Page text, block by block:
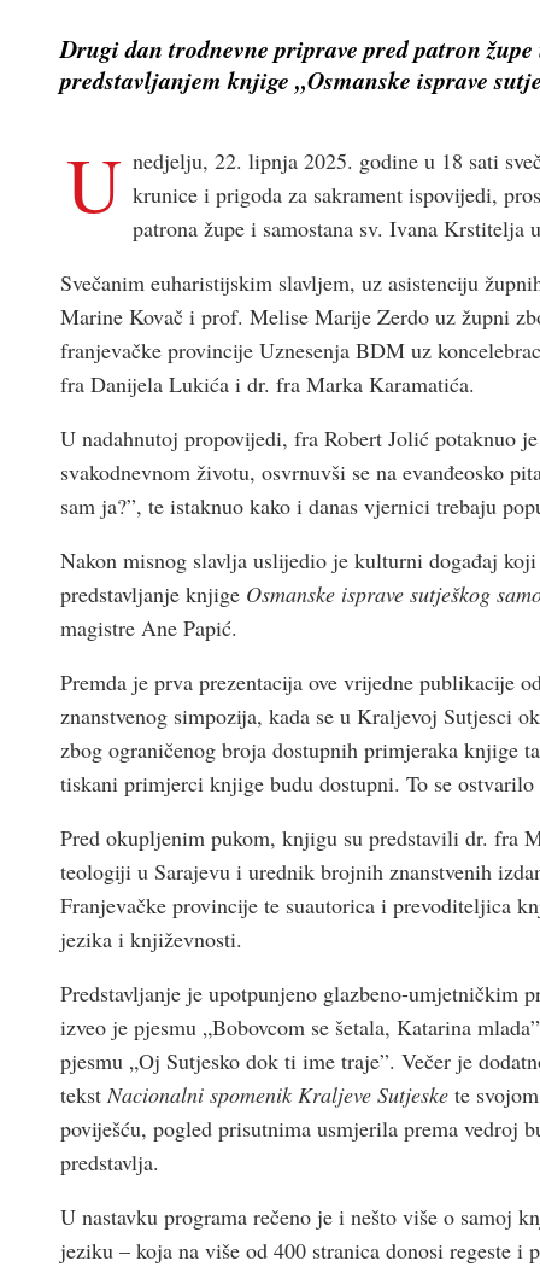
Drugi dan trodnevne priprave pred patron
predstavljanjem knjige „Osmanske isprave
U nedjelju, 22. lipnja 2025. godine u 18 sati
krunice i prigoda za sakrament ispovijedi,
patrona župe i samostana sv. Ivana Krstitelja
Svečanim euharistijskim slavljem, uz asistenciju
Marine Kovač i prof. Melise Marije Zerdo uz župni
franjevačke provincije Uznesenja BDM uz
fra Danijela Lukića i dr. fra Marka Karamatića.
U nadahnutoj propovijedi, fra Robert Jolić potaknuo
svakodnevnom životu, osvrnuvši se na evanđeosko
sam ja?”, te istaknuo kako i danas vjernici trebaju
Nakon misnog slavlja uslijedio je kulturni događaj
predstavljanje knjige Osmanske isprave sutješkog
magistre Ane Papić.
Premda je prva prezentacija ove vrijedne publikacije
znanstvenog simpozija, kada se u Kraljevoj Sutjesci
zbog ograničenog broja dostupnih primjeraka knjige
tiskani primjerci knjige budu dostupni. To se
Pred okupljenim pukom, knjigu su predstavili dr. fra
teologiji u Sarajevu i urednik brojnih znanstvenih
Franjevačke provincije te suautorica i prevoditeljica
jezika i književnosti.
Predstavljanje je upotpunjeno glazbeno-umjetničkim
izveo je pjesmu „Bobovcom se šetala, Katarina
pjesmu „Oj Sutjesko dok ti ime traje”. Večer je
tekst Nacionalni spomenik Kraljeve Sutjeske te
poviješću, pogled prisutnima usmjerila prema vedroj
predstavlja.
U nastavku programa rečeno je i nešto više o samoj
jeziku – koja na više od 400 stranica donosi regeste i